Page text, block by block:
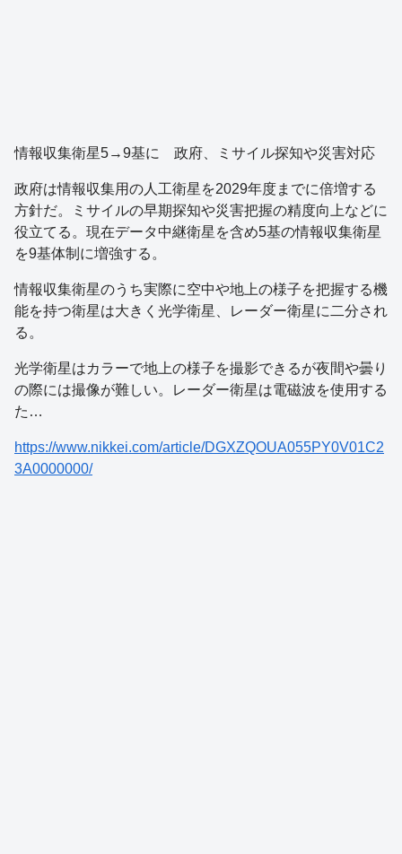
情報収集衛星5→9基に 政府、ミサイル探知や災害対応
政府は情報収集用の人工衛星を2029年度までに倍増する
方針だ。ミサイルの早期探知や災害把握の精度向上などに
役立てる。現在データ中継衛星を含め5基の情報収集衛星
を9基体制に増強する。
情報収集衛星のうち実際に空中や地上の様子を把握する機
能を持つ衛星は大きく光学衛星、レーダー衛星に二分され
る。
光学衛星はカラーで地上の様子を撮影できるが夜間や曇り
の際には撮像が難しい。レーダー衛星は電磁波を使用する
た…
https://www.nikkei.com/article/DGXZQOUA055PY0V01C2
3A0000000/